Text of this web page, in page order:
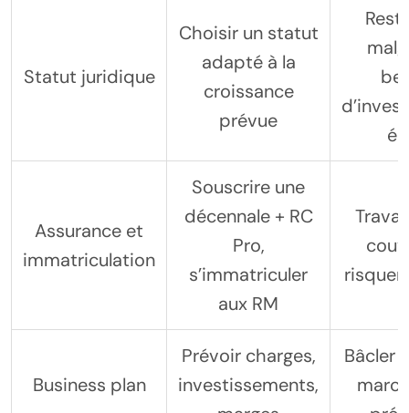
Statut juridique
Choisir un statut
adapté à la
croissance
prévue
Assurance et
immatriculation
Souscrire une
décennale + RC
Pro,
s’immatriculer
aux RM
risquer
Business plan
Prévoir charges,
investissements,
Bâcler